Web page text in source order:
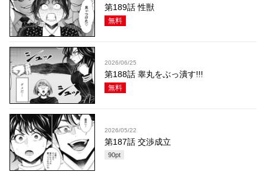
第189話 性獣
無料
2026/06/25
第188話 睾丸をぶっ潰す!!!
無料
2026/05/22
第187話 交渉成立
90pt